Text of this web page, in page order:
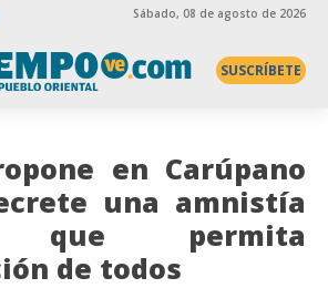
Sábado, 08 de agosto de 2026
SUSCRÍBETE
en Carúpano
una amnistía
que permita
de todos